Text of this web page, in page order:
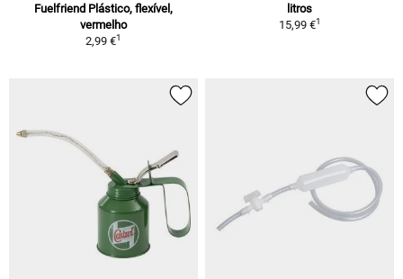
Fuelfriend Plástico, flexível,
vermelho
2,99 €1
litros
15,99 €1